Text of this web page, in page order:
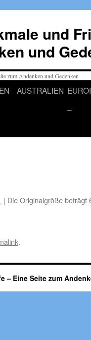
und
und
AUSTRALIEN
–
| Die Originalgröße beträgt
.
– Eine Seite zum